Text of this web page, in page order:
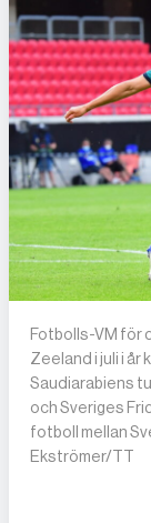
Fotbolls-VM för
Zeeland i juli i år
Saudiarabiens
och Sveriges
fotboll mellan
Ekströmer/TT